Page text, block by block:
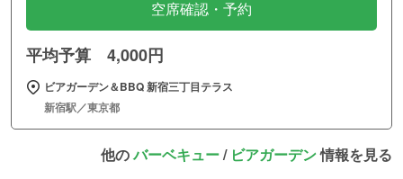
空席確認・予約
平均予算 4,000円
ビアガーデン＆BBQ 新宿三丁目テラス
新宿駅／東京都
他のバーベキュー/ ビアガーデン情報を見る